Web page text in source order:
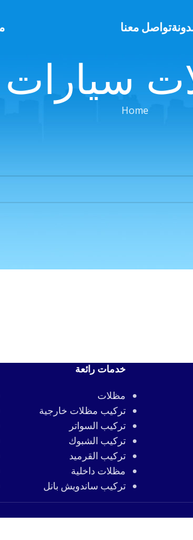
تواصل معنا
سيارات
Home
خدمات رائعة
مظلات
تركيب مظلات خارجية
تركيب السواتر
تركيب الشبوك
تركيب القرميد
مظلات داخلية
تركيب ساندويش بانل